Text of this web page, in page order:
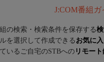
J:COM番組
の検索・検索条件を保存する
を選択して作成できる お気に
いるご自宅のSTBへの リモー